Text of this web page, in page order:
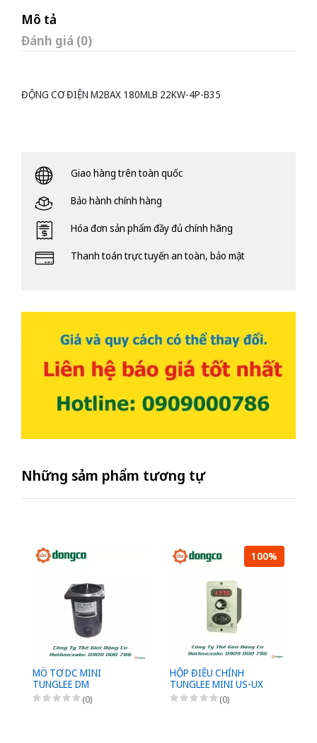
Mô tả
Đánh giá (0)
ĐỘNG CƠ ĐIỆN M2BAX 180MLB 22KW-4P-B35
Giao hàng trên toàn quốc
Bảo hành chính hàng
Hóa đơn sản phẩm đầy đủ chính hãng
Thanh toán trực tuyến an toàn, bảo mật
Những sảm phẩm tương tự
MÔ TƠ DC MINI
TUNGLEE DM
(0)
100%
HỘP ĐIỀU CHỈNH
TUNGLEE MINI US-UX
(0)